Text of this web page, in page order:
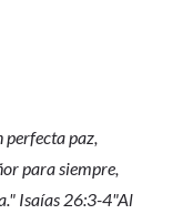
perfecta paz,
para siempre,
Isaías 26:3-4"Al